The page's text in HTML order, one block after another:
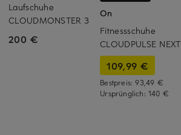
Laufschuhe
CLOUDMONSTER 3
200 €
On
Fitnessschuhe
CLOUDPULSE NEXT
109,99 €
Bestpreis:93,49 €
Ursprünglich: 140 €